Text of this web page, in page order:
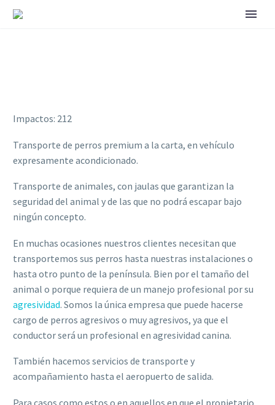
Impactos: 212
Transporte de perros premium a la carta, en vehículo
expresamente acondicionado.
Transporte de animales, con jaulas que garantizan la
seguridad del animal y de las que no podrá escapar bajo
ningún concepto.
En muchas ocasiones nuestros clientes necesitan que
transportemos sus perros hasta nuestras instalaciones o
hasta otro punto de la península. Bien por el tamaño del
animal o porque requiera de un manejo profesional por su
agresividad. Somos la única empresa que puede hacerse
cargo de perros agresivos o muy agresivos, ya que el
conductor será un profesional en agresividad canina.
También hacemos servicios de transporte y
acompañamiento hasta el aeropuerto de salida.
Para casos como estos o en aquellos en que el propietario